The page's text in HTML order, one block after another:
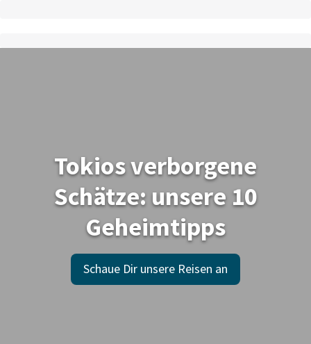
Tokios verborgene
Schätze: unsere 10
Geheimtipps
Schaue Dir unsere Reisen an